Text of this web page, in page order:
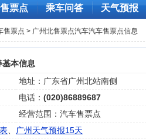
票点 乘车问答 天气预报
售票点 > 广州北售票点汽车汽车售票点信息
本信息
地址：广东省广州北站南侧
电话： (020)86889687
经营范围：汽车售票点
广州天气预报15天